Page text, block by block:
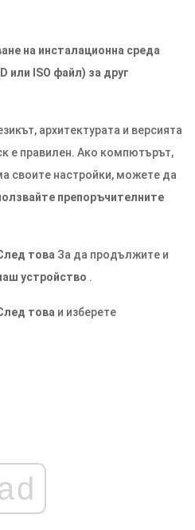
на инсталационна среда
или ISO файл) за друг
архитектурата и версията
е правилен. Ако компютърът,
своите настройки, можете да
препоръчителните
това За да продължите и
устройство .
това и изберете